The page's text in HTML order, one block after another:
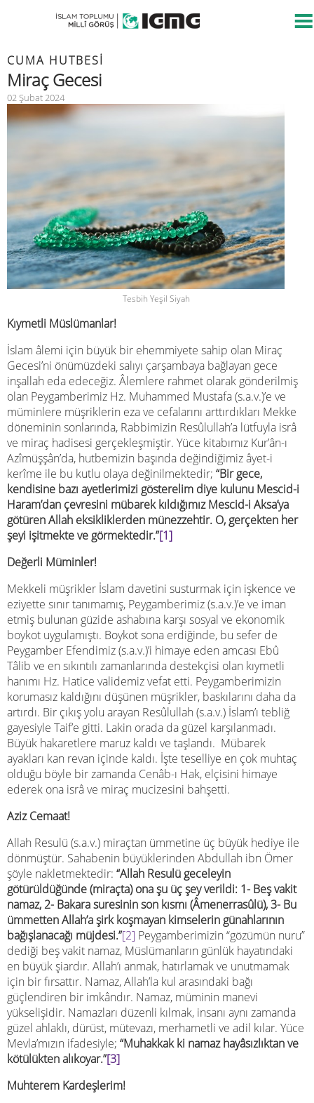
CUMA HUTBESİ
Miraç Gecesi
02 Şubat 2024
Tesbih Yeşil Siyah
Kıymetli Müslümanlar!
İslam âlemi için büyük bir ehemmiyete sahip olan Miraç
Gecesi’ni önümüzdeki salıyı çarşambaya bağlayan gece
inşallah eda edeceğiz. Âlemlere rahmet olarak gönderilmiş
olan Peygamberimiz Hz. Muhammed Mustafa (s.a.v.)’e ve
müminlere müşriklerin eza ve cefalarını arttırdıkları Mekke
döneminin sonlarında, Rabbimizin Resûlullah’a lütfuyla isrâ
ve miraç hadisesi gerçekleşmiştir. Yüce kitabımız Kur’ân-ı
Azîmüşşân’da, hutbemizin başında değindiğimiz âyet-i
kerîme ile bu kutlu olaya değinilmektedir; “Bir gece,
kendisine bazı ayetlerimizi gösterelim diye kulunu Mescid-i
Haram’dan çevresini mübarek kıldığımız Mescid-i Aksa’ya
götüren Allah eksikliklerden münezzehtir. O, gerçekten her
şeyi işitmekte ve görmektedir.”[1]
Değerli Müminler!
Mekkeli müşrikler İslam davetini susturmak için işkence ve
eziyette sınır tanımamış, Peygamberimiz (s.a.v.)’e ve iman
etmiş bulunan güzide ashabına karşı sosyal ve ekonomik
boykot uygulamıştı. Boykot sona erdiğinde, bu sefer de
Peygamber Efendimiz (s.a.v.)’i himaye eden amcası Ebû
Tâlib ve en sıkıntılı zamanlarında destekçisi olan kıymetli
hanımı Hz. Hatice validemiz vefat etti. Peygamberimizin
korumasız kaldığını düşünen müşrikler, baskılarını daha da
artırdı. Bir çıkış yolu arayan Resûlullah (s.a.v.) İslam’ı tebliğ
gayesiyle Taif’e gitti. Lakin orada da güzel karşılanmadı.
Büyük hakaretlere maruz kaldı ve taşlandı. Mübarek
ayakları kan revan içinde kaldı. İşte teselliye en çok muhtaç
olduğu böyle bir zamanda Cenâb-ı Hak, elçisini himaye
ederek ona isrâ ve miraç mucizesini bahşetti.
Aziz Cemaat!
Allah Resulü (s.a.v.) miraçtan ümmetine üç büyük hediye ile
dönmüştür. Sahabenin büyüklerinden Abdullah ibn Ömer
şöyle nakletmektedir: “Allah Resulü geceleyin
götürüldüğünde (miraçta) ona şu üç şey verildi: 1- Beş vakit
namaz, 2- Bakara suresinin son kısmı (Âmenerrasûlü), 3- Bu
ümmetten Allah’a şirk koşmayan kimselerin günahlarının
bağışlanacağı müjdesi.”[2] Peygamberimizin “gözümün nuru”
dediği beş vakit namaz, Müslümanların günlük hayatındaki
en büyük şiardır. Allah’ı anmak, hatırlamak ve unutmamak
için bir fırsattır. Namaz, Allah’la kul arasındaki bağı
güçlendiren bir imkândır. Namaz, müminin manevi
yükselişidir. Namazları düzenli kılmak, insanı aynı zamanda
güzel ahlaklı, dürüst, mütevazı, merhametli ve adil kılar. Yüce
Mevla’mızın ifadesiyle; “Muhakkak ki namaz hayâsızlıktan ve
kötülükten alıkoyar.”[3]
Muhterem Kardeşlerim!